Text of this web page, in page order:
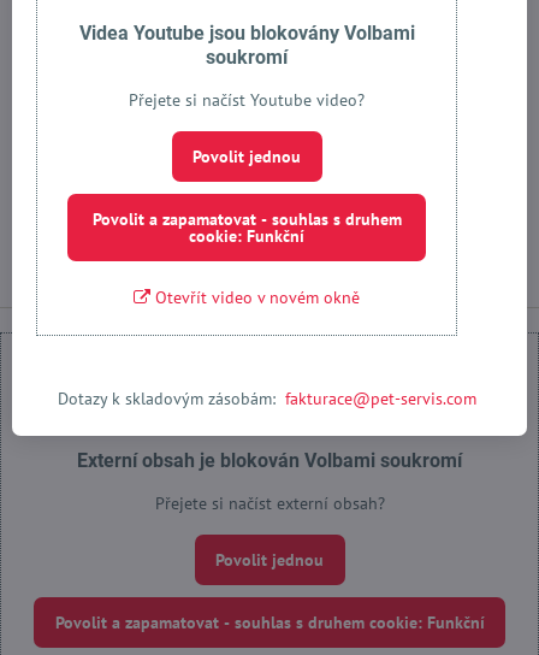
Potřebujete pomoct s výběrem?
Kontaktujte nás:
+420 603 463 983
macich​@pet-servis​.com
Messenger
Externí obsah je blokován Volbami soukromí
Přejete si načíst externí obsah?
Povolit jednou
Povolit a zapamatovat - souhlas s druhem cookie: Funkční
Videa Youtube jsou blokovány Volbami
soukromí
Přejete si načíst Youtube video?
Povolit jednou
Povolit a zapamatovat - souhlas s druhem
cookie: Funkční
Otevřít video v novém okně
Dotazy k skladovým zásobám:fakturace@pet-servis.com